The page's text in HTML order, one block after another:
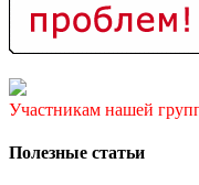
Участникам нашей
Полезные статьи